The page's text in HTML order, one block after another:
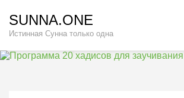
содержимому
(нажмите
Enter)
SUNNA.ONE
Истинная Сунна только одна